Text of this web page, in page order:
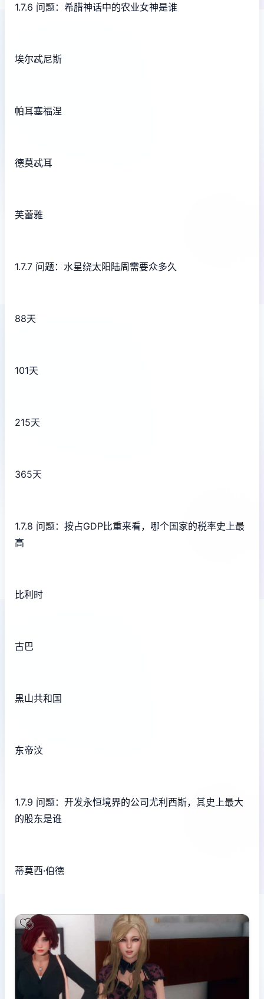
1.7.6 问题：希腊神话中的农业女神是谁
埃尔忒尼斯
帕耳塞福涅
德莫忒耳
芙蕾雅
1.7.7 问题：水星绕太阳陆周需要众多久
88天
101天
215天
365天
1.7.8 问题：按占GDP比重来看，哪个国家的税率史上最
高
比利时
古巴
黑山共和国
东帝汶
1.7.9 问题：开发永恒境界的公司尤利西斯，其史上最大
的股东是谁
蒂莫西·伯德